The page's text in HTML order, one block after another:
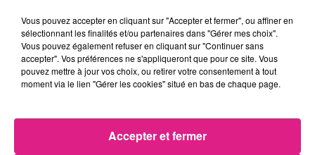
Bienvenue chez vous" qui est aussi un écho au
visuel de la communication pour cet été.
Ces œuvres sont éphémères et disparaîtront
naturellement d'ici 2 à 3 mois. Les Estivales de
11h30 à 2h du matin.
Vous pouvez accepter en cliquant sur "Accepter et fermer", ou affiner en
sélectionnant les finalités et/ou partenaires dans "Gérer mes choix".
Vous pouvez également refuser en cliquant sur "Continuer sans
accepter". Vos préférences ne s'appliqueront que pour ce site. Vous
pouvez mettre à jour vos choix, ou retirer votre consentement à tout
moment via le lien "Gérer les cookies" situé en bas de chaque page.
Accepter et fermer